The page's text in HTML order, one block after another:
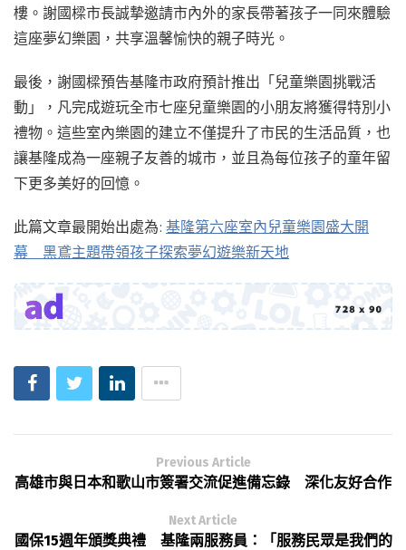
樓。謝國樑市長誠摯邀請市內外的家長帶著孩子一同來體驗
這座夢幻樂園，共享溫馨愉快的親子時光。
最後，謝國樑預告基隆市政府預計推出「兒童樂園挑戰活
動」，凡完成遊玩全市七座兒童樂園的小朋友將獲得特別小
禮物。這些室內樂園的建立不僅提升了市民的生活品質，也
讓基隆成為一座親子友善的城市，並且為每位孩子的童年留
下更多美好的回憶。
此篇文章最開始出處為: 基隆第六座室內兒童樂園盛大開
幕 黑鳶主題帶領孩子探索夢幻遊樂新天地
Previous Article
高雄市與日本和歌山市簽署交流促進備忘錄 深化友好合作
Next Article
國保15週年頒獎典禮 基隆兩服務員：「服務民眾是我們的